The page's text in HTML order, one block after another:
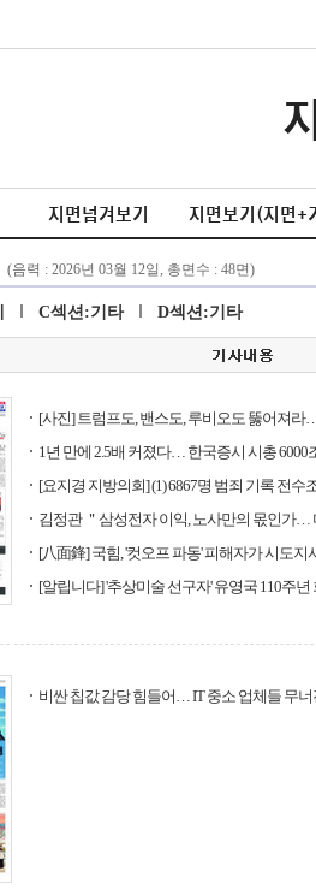
지면넘겨보기 지면보기(지면+
C섹션:기타 D섹션:기타
[사진] 트럼프도, 밴스도, 루비오도 뚫어져
1년 만에 2.5배 커졌다… 한국증시 시총 6000
[요지경 지방의회] (1) 6867명 범죄 기록 전수
김정관 ＂삼성전자 이익, 노사만의 몫인가…
[八面鋒] 국힘, '컷오프 파동' 피해자가 시도지
[알립니다] '추상미술 선구자' 유영국 110주년
비싼 칩값 감당 힘들어… IT 중소 업체들 무